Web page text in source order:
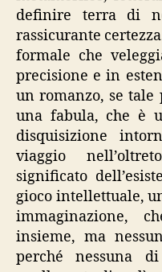
definire terra di
rassicurante
formale che
precisione e in
un romanzo, se
una fabula, che è
disquisizione
viaggio
significato
gioco intellettuale,
immaginazione,
insieme, ma
perché nessuna